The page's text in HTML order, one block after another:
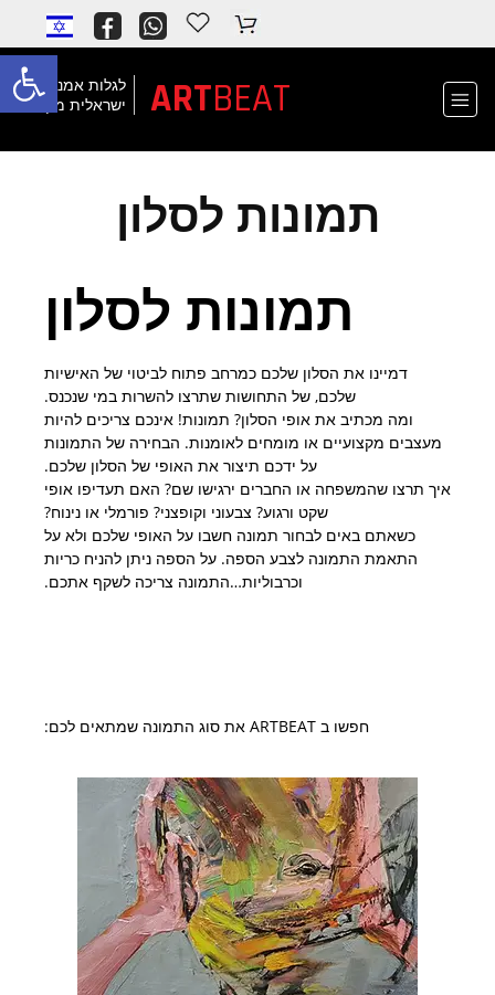
לגלות אמנות
ישראלית מקורית
ARTBEAT
תמונות לסלון
תמונות לסלון
דמיינו את הסלון שלכם כמרחב פתוח לביטוי של האישיות
שלכם, של התחושות שתרצו להשרות במי שנכנס.
ומה מכתיב את אופי הסלון? תמונות! אינכם צריכים להיות
מעצבים מקצועיים או מומחים לאומנות. הבחירה של התמונות
על ידכם תיצור את האופי של הסלון שלכם.
איך תרצו שהמשפחה או החברים ירגישו שם? האם תעדיפו אופי
שקט ורגוע? צבעוני וקופצני? פורמלי או נינוח?
כשאתם באים לבחור תמונה חשבו על האופי שלכם ולא על
התאמת התמונה לצבע הספה. על הספה ניתן להניח כריות
וכרבוליות…התמונה צריכה לשקף אתכם.
חפשו ב ARTBEAT את סוג התמונה שמתאים לכם: